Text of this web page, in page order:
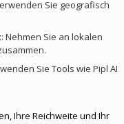
Sie geografisch
: Nehmen Sie an lokalen
Sie Tools wie Pipl AI
Ihre Reichweite und Ihr